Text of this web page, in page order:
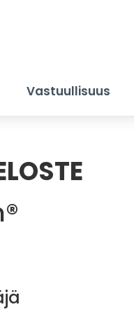
Vastuullisuus